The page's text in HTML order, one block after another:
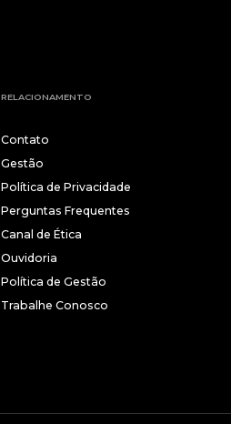
RELACIONAMENTO
Contato
Gestão
Política de Privacidade
Perguntas Frequentes
Canal de Ética
Ouvidoria
Política de Gestão
Trabalhe Conosco